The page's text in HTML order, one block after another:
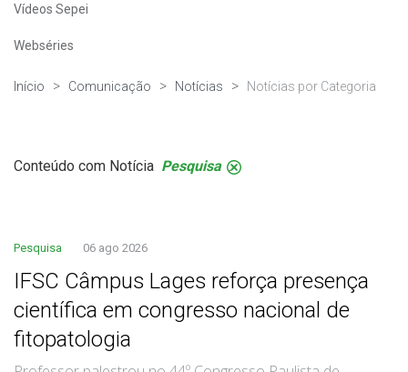
Vídeos Sepei
Webséries
Início Comunicação Notícias Notícias por Categoria
Conteúdo com Notícia Pesquisa .
Pesquisa 06 ago 2026
IFSC Câmpus Lages reforça presença
científica em congresso nacional de
fitopatologia